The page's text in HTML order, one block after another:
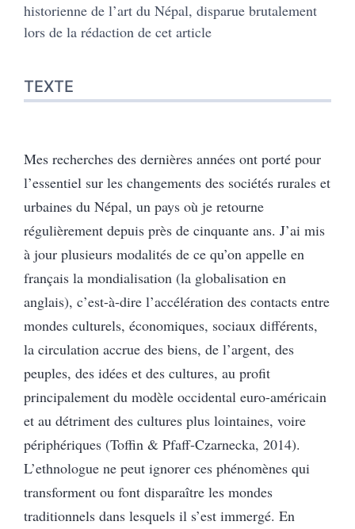
historienne de l’art du Népal, disparue brutalement
lors de la rédaction de cet article
TEXTE
Mes recherches des dernières années ont porté pour
l’essentiel sur les changements des sociétés rurales et
urbaines du Népal, un pays où je retourne
régulièrement depuis près de cinquante ans. J’ai mis
à jour plusieurs modalités de ce qu’on appelle en
français la mondialisation (la globalisation en
anglais), c’est-à-dire l’accélération des contacts entre
mondes culturels, économiques, sociaux différents,
la circulation accrue des biens, de l’argent, des
peuples, des idées et des cultures, au profit
principalement du modèle occidental euro-américain
et au détriment des cultures plus lointaines, voire
périphériques (Toffin & Pfaff-Czarnecka, 2014).
L’ethnologue ne peut ignorer ces phénomènes qui
transforment ou font disparaître les mondes
traditionnels dans lesquels il s’est immergé. En